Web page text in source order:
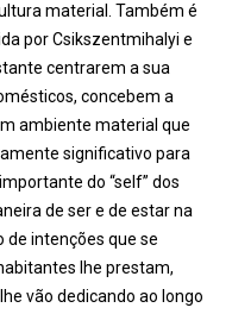
material. Também é
por Csikszentmihalyi e
centrarem a sua
concebem a
ambiente material que
significativo para
do “self” dos
de ser e de estar na
de intenções que se
lhe prestam,
vão dedicando ao longo